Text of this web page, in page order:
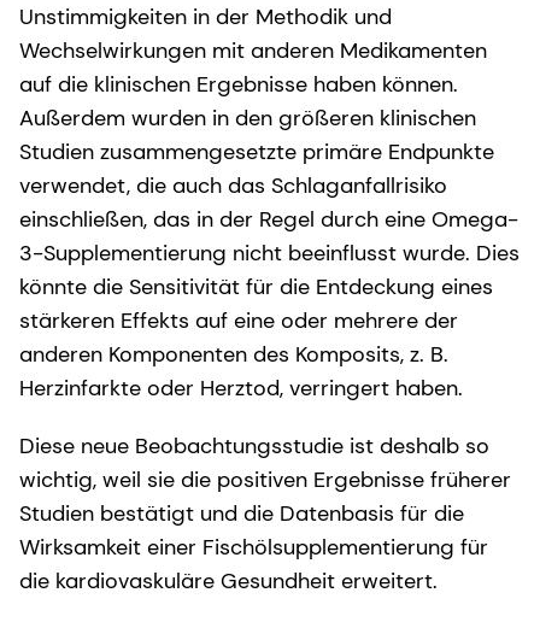
Unstimmigkeiten in der Methodik und
Wechselwirkungen mit anderen Medikamenten
auf die klinischen Ergebnisse haben können.
Außerdem wurden in den größeren klinischen
Studien zusammengesetzte primäre Endpunkte
verwendet, die auch das Schlaganfallrisiko
einschließen, das in der Regel durch eine Omega-
3-Supplementierung nicht beeinflusst wurde. Dies
könnte die Sensitivität für die Entdeckung eines
stärkeren Effekts auf eine oder mehrere der
anderen Komponenten des Komposits, z. B.
Herzinfarkte oder Herztod, verringert haben.
Diese neue Beobachtungsstudie ist deshalb so
wichtig, weil sie die positiven Ergebnisse früherer
Studien bestätigt und die Datenbasis für die
Wirksamkeit einer Fischölsupplementierung für
die kardiovaskuläre Gesundheit erweitert.